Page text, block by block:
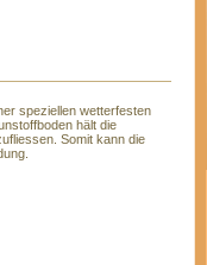
speziellen wetterfesten
hält die
Somit kann die